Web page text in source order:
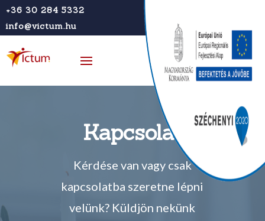
+36 30 284 5332
info@victum.hu
Kapcsolat
Kérdése van vagy csak
kapcsolatba szeretne lépni
velünk? Küldjön nekünk